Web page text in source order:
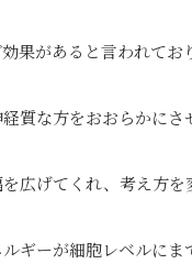
果があると言われてお
質な方をおおらかにさ
広げてくれ、考え方
ギーが細胞レベルに